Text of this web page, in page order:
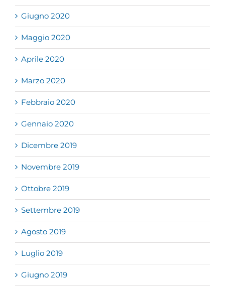
Giugno 2020
Maggio 2020
Aprile 2020
Marzo 2020
Febbraio 2020
Gennaio 2020
Dicembre 2019
Novembre 2019
Ottobre 2019
Settembre 2019
Agosto 2019
Luglio 2019
Giugno 2019